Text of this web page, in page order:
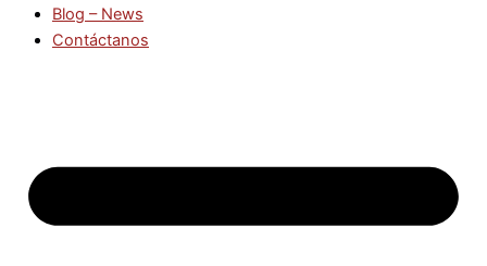
Blog – News
Contáctanos